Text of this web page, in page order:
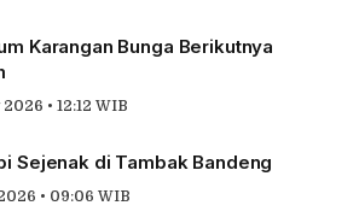
Karangan Bunga Berikutnya
• 12:12 WIB
Sejenak di Tambak Bandeng
• 09:06 WIB